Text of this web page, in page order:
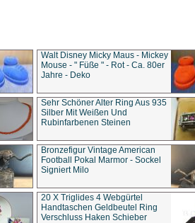
Walt Disney Micky Maus - Mickey
Mouse - " Füße " - Rot - Ca. 80er
Jahre - Deko
Sehr Schöner Alter Ring Aus 935
Silber Mit Weißen Und
Rubinfarbenen Steinen
Bronzefigur Vintage American
Football Pokal Marmor - Sockel
Signiert Milo
20 X Triglides 4 Webgürtel
Handtaschen Geldbeutel Ring
Verschluss Haken Schieber